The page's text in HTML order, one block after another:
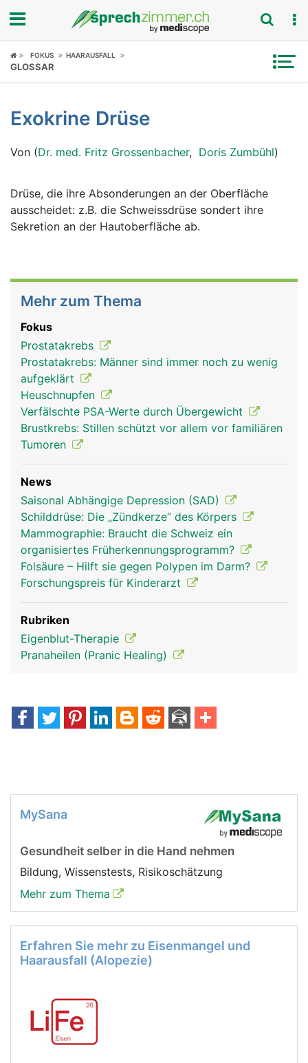
Fokus
Symptome
Untersuchungen
News
Ratgeber
FOKUS HAARAUSFALL
GLOSSAR
Exokrine Drüse
Von (Dr. med. Fritz Grossenbacher, Doris Zumbühl)
Drüse, die ihre Absonderungen an der Oberfläche
ausscheidet: z.B. die Schweissdrüse sondert ihre
Sekretion an der Hautoberfläche ab.
Mehr zum Thema
Fokus
Prostatakrebs
Prostatakrebs: Männer sind immer noch zu wenig
aufgeklärt
Heuschnupfen
Verfälschte PSA-Werte durch Übergewicht
Brustkrebs: Stillen schützt vor allem vor familiären
Tumoren
News
Saisonal Abhängige Depression (SAD)
Schilddrüse: Die „Zündkerze“ des Körpers
Mammographie: Braucht die Schweiz ein
organisiertes Früherkennungsprogramm?
Folsäure – Hilft sie gegen Polypen im Darm?
Forschungspreis für Kinderarzt
Rubriken
Eigenblut-Therapie
Pranaheilen (Pranic Healing)
MySana
Gesundheit selber in die Hand nehmen
Bildung, Wissenstests, Risikoschätzung
Mehr zum Thema
Erfahren Sie mehr zu Eisenmangel und
Haarausfall (Alopezie)